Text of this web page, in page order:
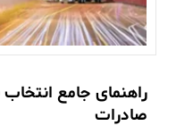
راهنمای جامع
صادرات